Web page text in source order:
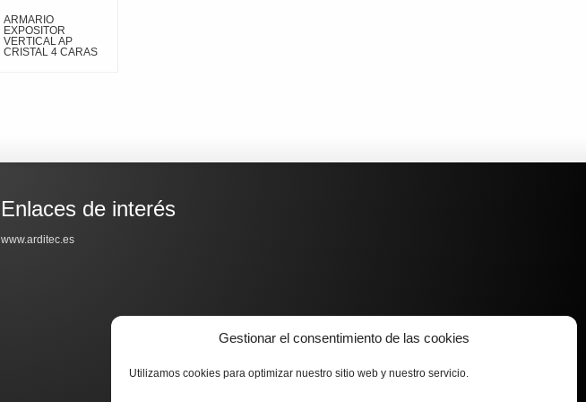
Gestionar el consentimiento de las cookies
Utilizamos cookies para optimizar nuestro sitio web y nuestro servicio.
ARMARIO
EXPOSITOR
VERTICAL AP
CRISTAL 4 CARAS
Enlaces de interés
www.arditec.es